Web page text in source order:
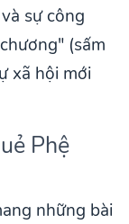
sự công
(sấm
xã hội mới
Phệ
những bài